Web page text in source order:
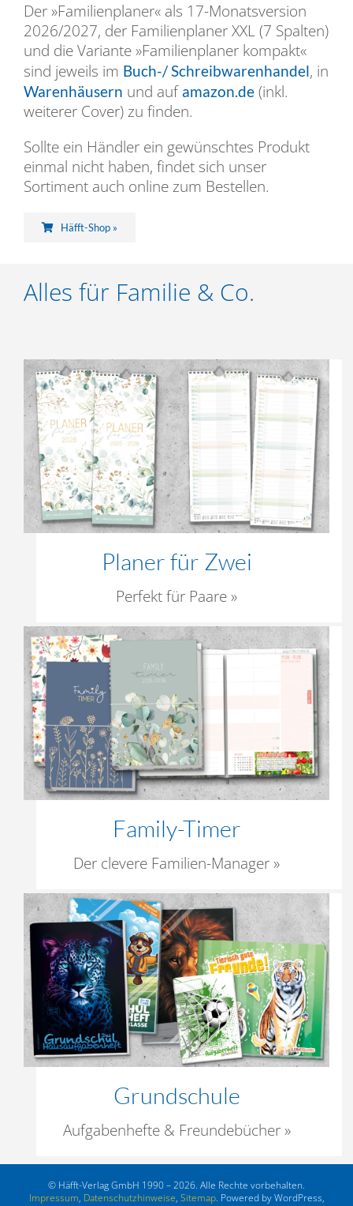
Der »Familienplaner« als 17-Monatsversion
2026/2027, der Familienplaner XXL (7 Spalten)
und die Variante »Familienplaner kompakt«
sind jeweils im Buch-/ Schreibwarenhandel, in
Warenhäusern und auf amazon.de (inkl.
weiterer Cover) zu finden.
Sollte ein Händler ein gewünschtes Produkt
einmal nicht haben, findet sich unser
Sortiment auch online zum Bestellen.
Häfft-Shop »
Alles für Familie & Co.
Planer für Zwei
Perfekt für Paare »
Family-Timer
Der clevere Familien-Manager »
Grundschule
Aufgabenhefte & Freundebücher »
© Häfft-Verlag GmbH 1990 – 2026. Alle Rechte vorbehalten.
Impressum, Datenschutzhinweise, Sitemap. Powered by WordPress,